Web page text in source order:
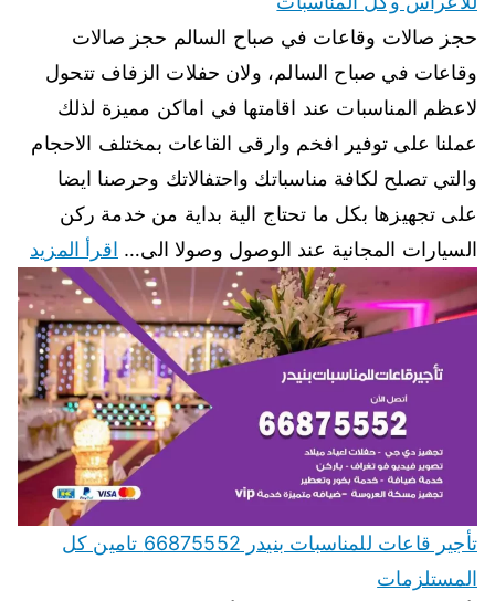
حجز صالات وقاعات في صباح السالم حجز صالات
وقاعات في صباح السالم، ولان حفلات الزفاف تتحول
لاعظم المناسبات عند اقامتها في اماكن مميزة لذلك
عملنا على توفير افخم وارقى القاعات بمختلف الاحجام
والتي تصلح لكافة مناسباتك واحتفالاتك وحرصنا ايضا
على تجهيزها بكل ما تحتاج الية بداية من خدمة ركن
السيارات المجانية عند الوصول وصولا الى… اقرأ المزيد
تأجير قاعات للمناسبات بنيدر 66875552 تامين كل
المستلزمات